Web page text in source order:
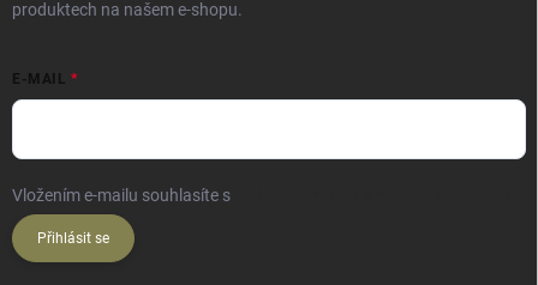
produktech na našem e-shopu.
E-MAIL
Vložením e-mailu souhlasíte s
Přihlásit se